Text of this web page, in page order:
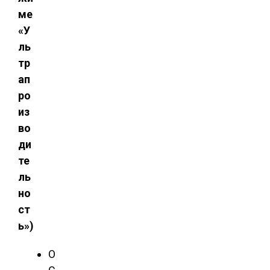
ме
«У
ль
тр
ап
ро
из
во
ди
те
ль
но
ст
ь»)
О